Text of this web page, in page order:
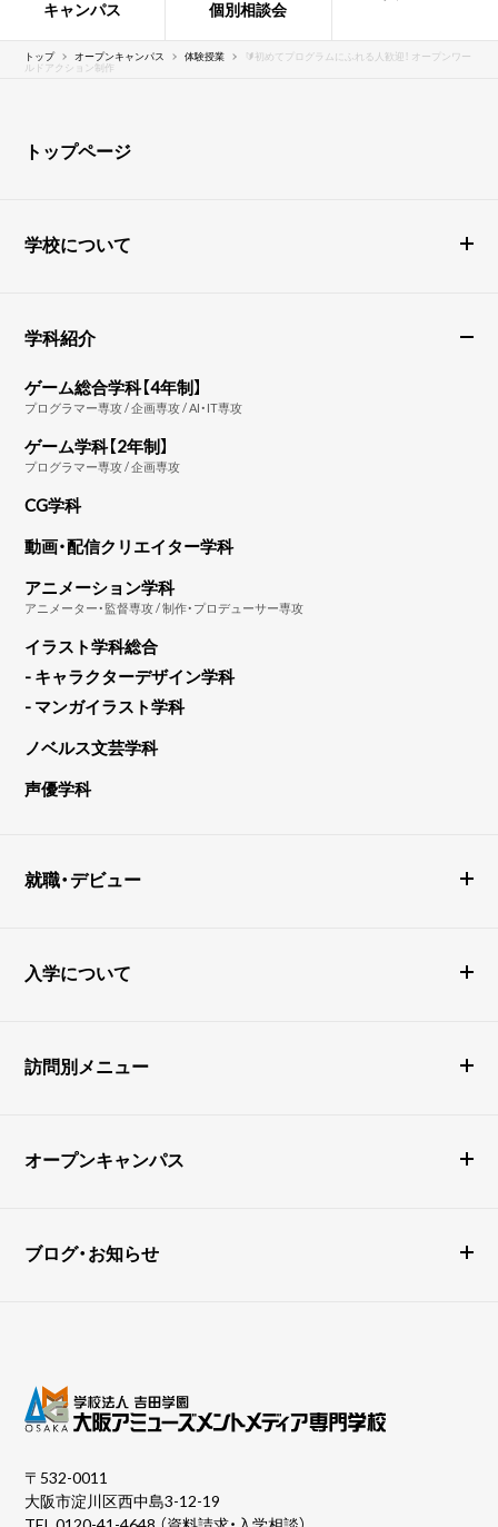
キャンパス
個別相談会
トップ オープンキャンパス 体験授業 🔰初めてプログラムにふれる人歓迎！ オープンワー
ルドアクション制作
トップページ
学校について
学科紹介
ゲーム総合学科【4年制】
プログラマー専攻 / 企画専攻 / AI・IT専攻
ゲーム学科【2年制】
プログラマー専攻 / 企画専攻
CG学科
動画・配信クリエイター学科
アニメーション学科
アニメーター・監督専攻 / 制作・プロデューサー専攻
イラスト学科総合
- キャラクターデザイン学科
- マンガイラスト学科
ノベルス文芸学科
声優学科
就職・デビュー
入学について
訪問別メニュー
オープンキャンパス
ブログ・お知らせ
〒532-0011
大阪市淀川区西中島3-12-19